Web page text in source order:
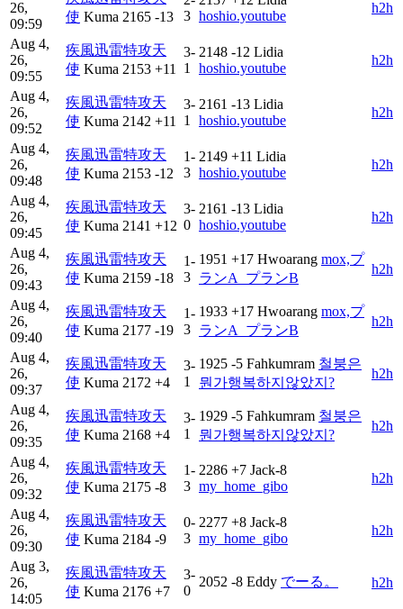
26,
09:59
使 Kuma 2165 -13
3 hoshio.youtube
h2h
Aug 4,
26,
09:55
疾風迅雷特攻天
使 Kuma 2153 +11
3-
1
2148 -12 Lidia
hoshio.youtube
h2h
Aug 4,
26,
09:52
疾風迅雷特攻天
使 Kuma 2142 +11
3-
1
2161 -13 Lidia
hoshio.youtube
h2h
Aug 4,
26,
09:48
疾風迅雷特攻天
使 Kuma 2153 -12
1-
3
2149 +11 Lidia
hoshio.youtube
h2h
Aug 4,
26,
09:45
疾風迅雷特攻天
使 Kuma 2141 +12
3-
0
2161 -13 Lidia
hoshio.youtube
h2h
Aug 4,
26,
09:43
疾風迅雷特攻天
使 Kuma 2159 -18
1-
3
1951 +17 Hwoarang mox,プ
ランA_プランB
h2h
Aug 4,
26,
09:40
疾風迅雷特攻天
使 Kuma 2177 -19
1-
3
1933 +17 Hwoarang mox,プ
ランA_プランB
h2h
Aug 4,
26,
09:37
疾風迅雷特攻天
使 Kuma 2172 +4
3-
1
1925 -5 Fahkumram 철붕은
뭔가행복하지않았지?
h2h
Aug 4,
26,
09:35
疾風迅雷特攻天
使 Kuma 2168 +4
3-
1
1929 -5 Fahkumram 철붕은
뭔가행복하지않았지?
h2h
Aug 4,
26,
09:32
疾風迅雷特攻天
使 Kuma 2175 -8
1-
3
2286 +7 Jack-8
my_home_gibo
h2h
Aug 4,
26,
09:30
疾風迅雷特攻天
使 Kuma 2184 -9
0-
3
2277 +8 Jack-8
my_home_gibo
h2h
Aug 3,
26,
14:05
疾風迅雷特攻天
使 Kuma 2176 +7
3-
0
2052 -8 Eddy でーる。 h2h